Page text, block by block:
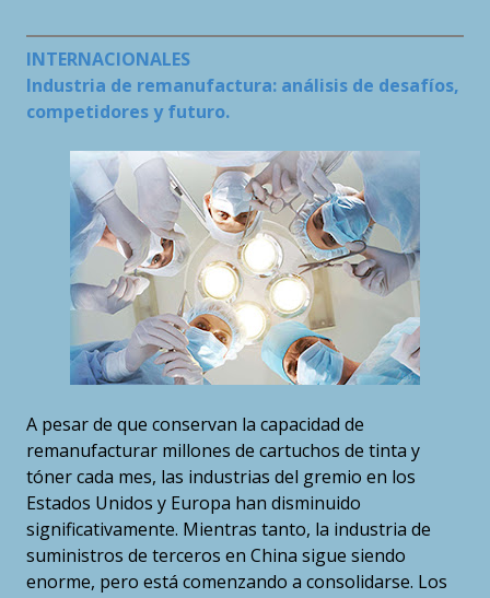
INTERNACIONALES
Industria de remanufactura: análisis de desafíos,
competidores y futuro.
A pesar de que conservan la capacidad de
remanufacturar millones de cartuchos de tinta y
tóner cada mes, las industrias del gremio en los
Estados Unidos y Europa han disminuido
significativamente. Mientras tanto, la industria de
suministros de terceros en China sigue siendo
enorme, pero está comenzando a consolidarse. Los